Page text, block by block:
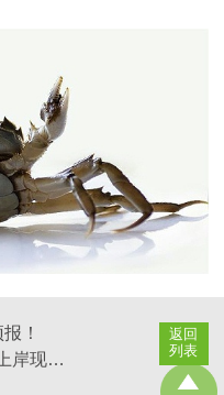
返回
列表
！
春季气温不稳定，蟹苗上岸现象频发，该如何处理？